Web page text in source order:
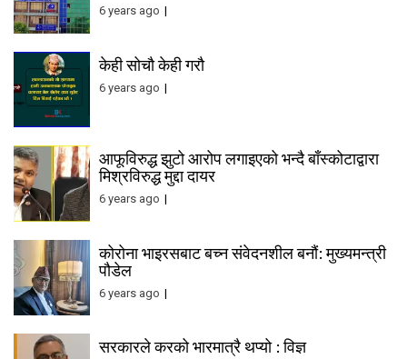
6 years ago
केही सोचौ केही गरौ
6 years ago
आफूविरुद्ध झुटो आरोप लगाइएको भन्दै बाँस्कोटाद्वारा
मिश्रविरुद्ध मुद्दा दायर
6 years ago
कोरोना भाइरसबाट बच्न संवेदनशील बनौं: मुख्यमन्त्री
पौडेल
6 years ago
सरकारले करको भारमात्रै थप्यो : विज्ञ